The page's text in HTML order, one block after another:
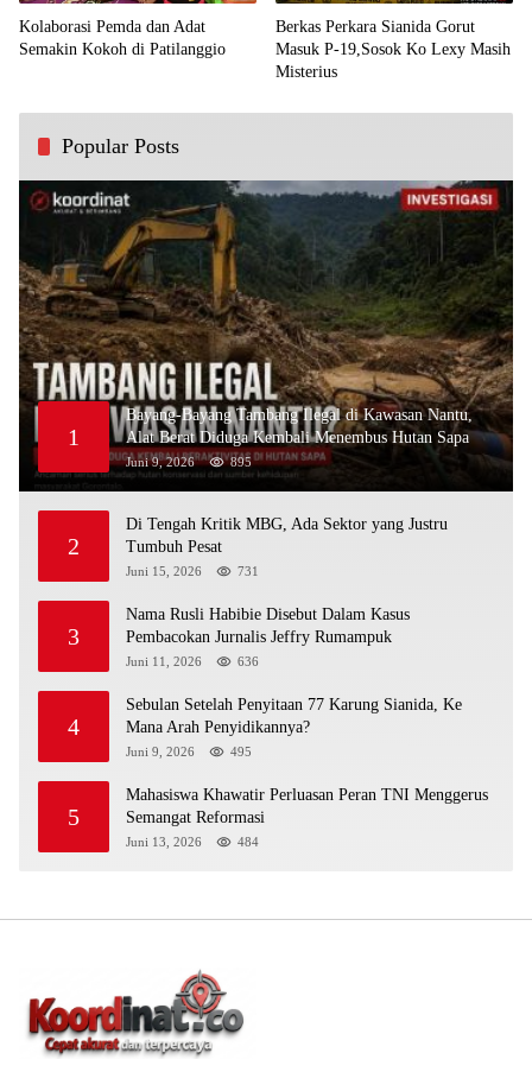
Kolaborasi Pemda dan Adat
Semakin Kokoh di Patilanggio
Berkas Perkara Sianida Gorut
Masuk P-19,Sosok Ko Lexy Masih
Misterius
Popular Posts
1
Bayang-Bayang Tambang Ilegal di Kawasan Nantu,
Alat Berat Diduga Kembali Menembus Hutan Sapa
Juni 9, 2026 895
2
Di Tengah Kritik MBG, Ada Sektor yang Justru
Tumbuh Pesat
Juni 15, 2026 731
3
Nama Rusli Habibie Disebut Dalam Kasus
Pembacokan Jurnalis Jeffry Rumampuk
Juni 11, 2026 636
4
Sebulan Setelah Penyitaan 77 Karung Sianida, Ke
Mana Arah Penyidikannya?
Juni 9, 2026 495
5
Mahasiswa Khawatir Perluasan Peran TNI Menggerus
Semangat Reformasi
Juni 13, 2026 484